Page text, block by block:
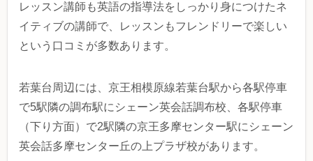
レッスン講師も英語の指導法をしっかり身につけたネ
イティブの講師で、レッスンもフレンドリーで楽しい
という口コミが多数あります。
若葉台周辺には、京王相模原線若葉台駅から各駅停車
で5駅隣の調布駅にシェーン英会話調布校、各駅停車
（下り方面）で2駅隣の京王多摩センター駅にシェーン
英会話多摩センター丘の上プラザ校があります。